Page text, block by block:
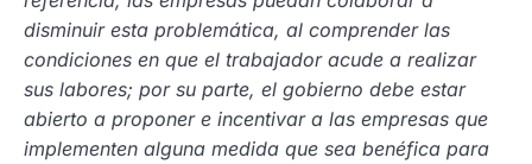
disminuir esta problemática, al comprender las
condiciones en que el trabajador acude a realizar
sus labores; por su parte, el gobierno debe estar
abierto a proponer e incentivar a las empresas que
implementen alguna medida que sea benéfica para